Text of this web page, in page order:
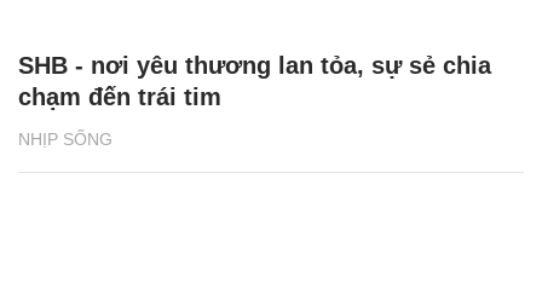
NHỊP SỐNG
SHB - nơi yêu thương lan tỏa, sự sẻ chia
chạm đến trái tim